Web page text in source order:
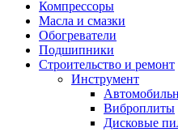
Компрессоры
Масла и смазки
Обогреватели
Подшипники
Строительство и ремонт
Инструмент
Виброплиты
Дисковые